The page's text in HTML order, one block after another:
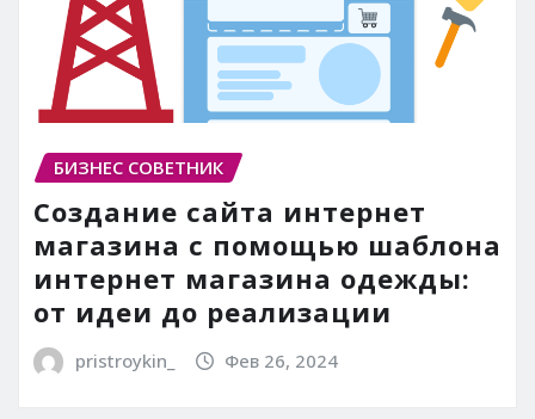
БИЗНЕС СОВЕТНИК
Создание сайта интернет
магазина с помощью шаблона
интернет магазина одежды:
от идеи до реализации
pristroykin_ Фев 26, 2024